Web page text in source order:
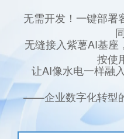
无需开发！一键部署
无缝接入紫薯AI基座
按使
让AI像水电一样融
——企业数字化转型